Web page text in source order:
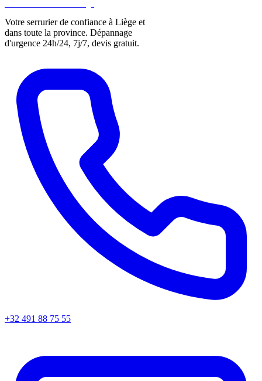
Votre serrurier de confiance à Liège et
dans toute la province. Dépannage
d'urgence 24h/24, 7j/7, devis gratuit.
+32 491 88 75 55